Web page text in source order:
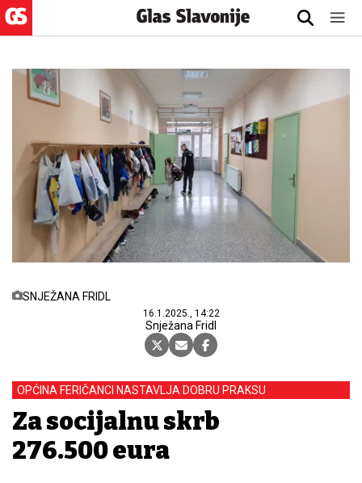
SNJEŽANA FRIDL
16.1.2025., 14:22
Snježana Fridl
OPĆINA FERIČANCI NASTAVLJA DOBRU PRAKSU
Za socijalnu skrb
276.500 eura